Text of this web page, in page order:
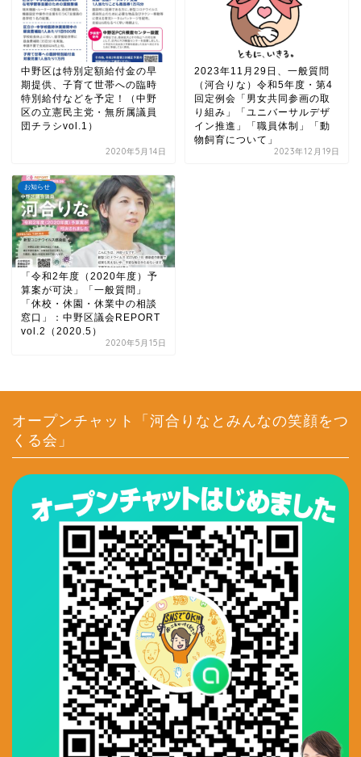
中野区は特別定額給付金の早
期提供、子育て世帯への臨時
特別給付などを予定！（中野
区の立憲民主党・無所属議員
団チラシvol.1）
2020年5月14日
2023年11月29日、一般質問
（河合りな）令和5年度・第4
回定例会「男女共同参画の取
り組み」「ユニバーサルデザ
イン推進」「職員体制」「動
物飼育について」
2023年12月19日
お知らせ
「令和2年度（2020年度）予
算案が可決」「一般質問」
「休校・休園・休業中の相談
窓口」：中野区議会REPORT
vol.2（2020.5）
2020年5月15日
オープンチャット「河合りなとみんなの笑顔をつ
くる会」